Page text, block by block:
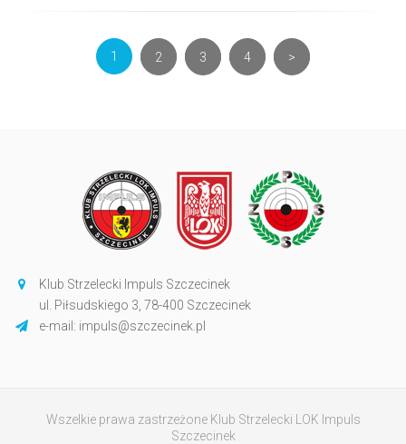
1 (current)
2 3 4 >
Klub Strzelecki Impuls Szczecinek
ul. Piłsudskiego 3, 78-400 Szczecinek
e-mail: impuls@szczecinek.pl
Wszelkie prawa zastrzeżone Klub Strzelecki LOK Impuls
Szczecinek